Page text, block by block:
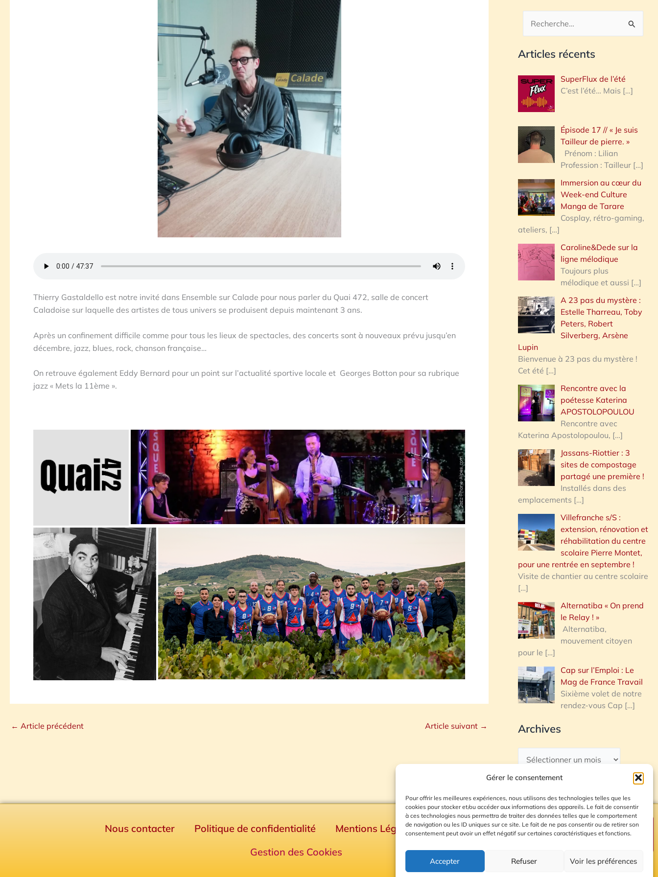
Gérer le consentement
Pour offrir les meilleures expériences, nous utilisons des technologies telles que les
cookies pour stocker et/ou accéder aux informations des appareils. Le fait de consentir
à ces technologies nous permettra de traiter des données telles que le comportement
de navigation ou les ID uniques sur ce site. Le fait de ne pas consentir ou de retirer son
consentement peut avoir un effet négatif sur certaines caractéristiques et fonctions.
Accepter Refuser Voir les préférences
Thierry Gastaldello est notre invité dans Ensemble sur Calade pour nous parler du Quai 472, salle de concert
Caladoise sur laquelle des artistes de tous univers se produisent depuis maintenant 3 ans.
Après un confinement difficile comme pour tous les lieux de spectacles, des concerts sont à nouveaux prévu jusqu’en
décembre, jazz, blues, rock, chanson française…
On retrouve également Eddy Bernard pour un point sur l’actualité sportive locale et Georges Botton pour sa rubrique
jazz « Mets la 11ème ».
← Article précédent Article suivant →
c
h
r
h
e
:
Articles récents
SuperFlux de l’été
C’est l’été… Mais […]
Épisode 17 // « Je suis
Tailleur de pierre. »
Prénom : Lilian
Profession : Tailleur […]
Immersion au cœur du
Week-end Culture
Manga de Tarare
Cosplay, rétro-gaming,
ateliers, […]
Caroline&Dede sur la
ligne mélodique
Toujours plus
mélodique et aussi […]
A 23 pas du mystère :
Estelle Tharreau, Toby
Peters, Robert
Silverberg, Arsène
Lupin
Bienvenue à 23 pas du mystère !
Cet été […]
Rencontre avec la
poétesse Katerina
APOSTOLOPOULOU
Rencontre avec
Katerina Apostolopoulou, […]
Jassans-Riottier : 3
sites de compostage
partagé une première !
Installés dans des
emplacements […]
Villefranche s/S :
extension, rénovation et
réhabilitation du centre
scolaire Pierre Montet,
pour une rentrée en septembre !
Visite de chantier au centre scolaire
[…]
Alternatiba « On prend
le Relay ! »
Alternatiba,
mouvement citoyen
pour le […]
Cap sur l’Emploi : Le
Mag de France Travail
Sixième volet de notre
rendez-vous Cap […]
Archives
Nous contacter Politique de confidentialité Mentions Légales
Plan du site
Gestion des Cookies